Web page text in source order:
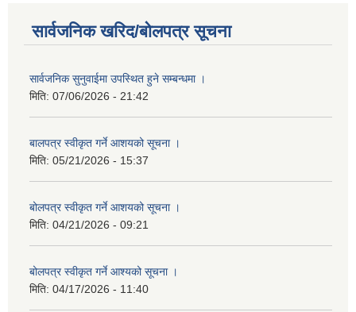
सार्वजनिक खरिद/बोलपत्र सूचना
सार्वजनिक सुनुवाईमा उपस्थित हुने सम्बन्धमा ।
मिति: 07/06/2026 - 21:42
बालपत्र स्वीकृत गर्ने आशयको सूचना ।
मिति: 05/21/2026 - 15:37
बोलपत्र स्वीकृत गर्ने आशयको सूचना ।
मिति: 04/21/2026 - 09:21
बोलपत्र स्वीकृत गर्ने आश्यको सूचना ।
मिति: 04/17/2026 - 11:40